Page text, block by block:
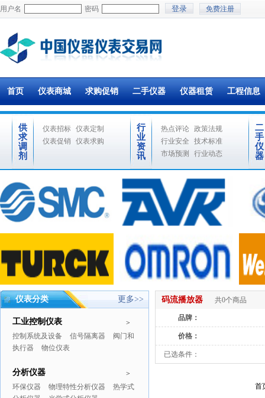
用户名 密码 免费注册
首页 仪表商城 求购促销 二手仪器 仪器租赁 工程信息
供
求
调
剂
仪表招标 仪表定制
仪表促销
仪表求购
行
业
资
讯
热点评论 政策法规
行业安全
技术标准
市场预测
行业动态
二
手
仪
器
仪表分类 更多>>
>
工业控制仪表
控制系统及设备 信号隔离器
阀门和
执行器
物位仪表
>
分析仪器
环保仪器 物理特性分析仪器
热学式
码流播放器 共0个商品
品牌：
价格：
已选条件：
首